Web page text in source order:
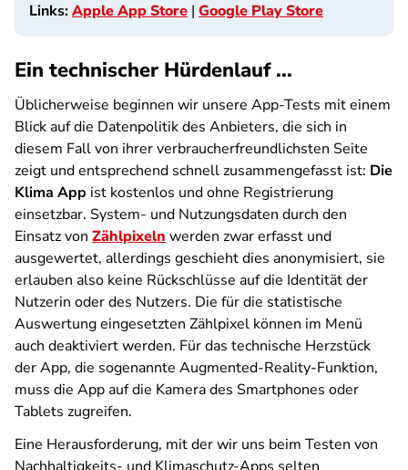
Links:Apple App Store | Google Play Store
Ein technischer Hürdenlauf ...
Üblicherweise beginnen wir unsere App-Tests mit einem
Blick auf die Datenpolitik des Anbieters, die sich in
diesem Fall von ihrer verbraucherfreundlichsten Seite
zeigt und entsprechend schnell zusammengefasst ist: Die
Klima App ist kostenlos und ohne Registrierung
einsetzbar. System- und Nutzungsdaten durch den
Einsatz von Zählpixeln werden zwar erfasst und
ausgewertet, allerdings geschieht dies anonymisiert, sie
erlauben also keine Rückschlüsse auf die Identität der
Nutzerin oder des Nutzers. Die für die statistische
Auswertung eingesetzten Zählpixel können im Menü
auch deaktiviert werden. Für das technische Herzstück
der App, die sogenannte Augmented-Reality-Funktion,
muss die App auf die Kamera des Smartphones oder
Tablets zugreifen.
Eine Herausforderung, mit der wir uns beim Testen von